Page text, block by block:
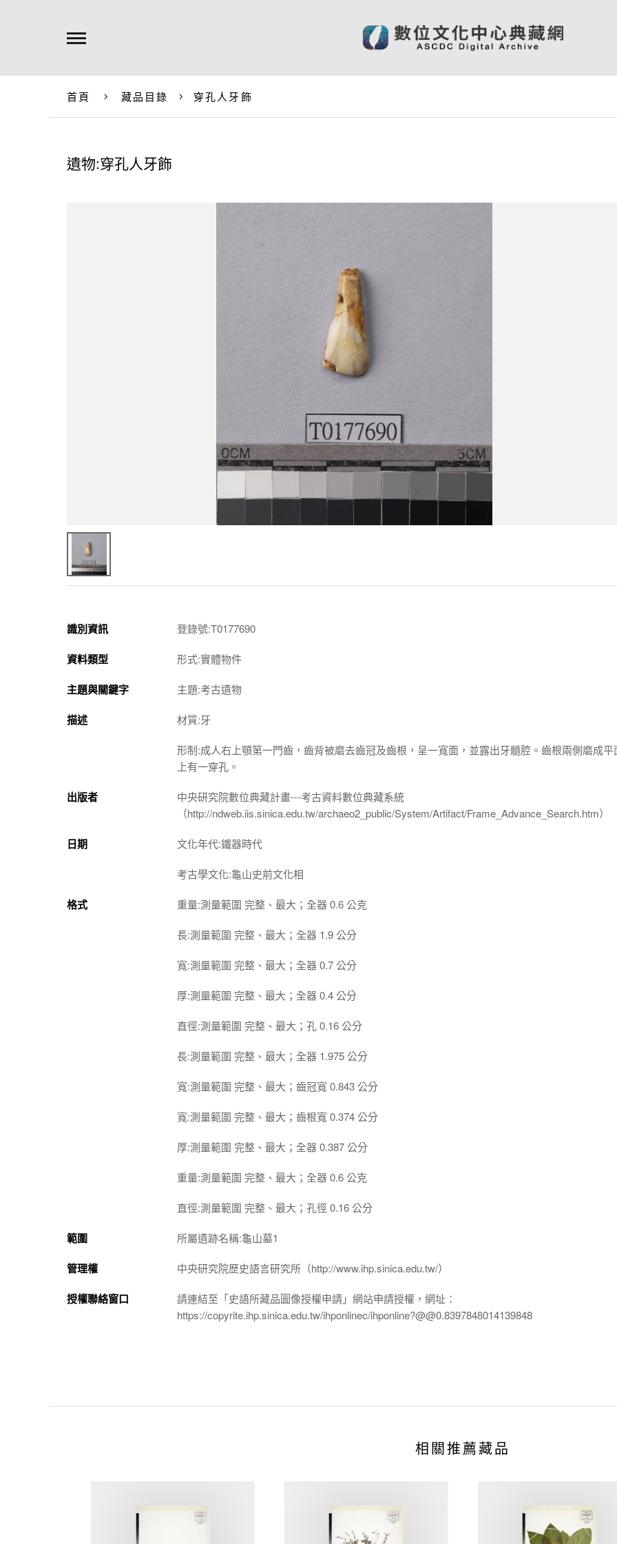
首頁 藏品目錄 穿孔人牙飾
遺物:穿孔人牙飾
識別資訊 登錄號:T0177690
資料類型 形式:實體物件
主題與關鍵字 主題:考古遺物
描述 材質:牙
形制:成人右上顎第一門齒，齒背被磨去齒冠及齒根，呈一寬面，並露出牙髓腔。齒根兩側磨成平
上有一穿孔。
出版者
中央研究院數位典藏計畫---考古資料數位典藏系統
（http://ndweb.iis.sinica.edu.tw/archaeo2_public/System/Artifact/Frame_Advance_Search.htm）
日期 文化年代:鐵器時代
考古學文化:龜山史前文化相
格式 重量:測量範圍 完整、最大；全器 0.6 公克
長:測量範圍 完整、最大；全器 1.9 公分
寬:測量範圍 完整、最大；全器 0.7 公分
厚:測量範圍 完整、最大；全器 0.4 公分
直徑:測量範圍 完整、最大；孔 0.16 公分
長:測量範圍 完整、最大；全器 1.975 公分
寬:測量範圍 完整、最大；齒冠寬 0.843 公分
寬:測量範圍 完整、最大；齒根寬 0.374 公分
厚:測量範圍 完整、最大；全器 0.387 公分
重量:測量範圍 完整、最大；全器 0.6 公克
直徑:測量範圍 完整、最大；孔徑 0.16 公分
範圍 所屬遺跡名稱:龜山墓1
管理權 中央研究院歷史語言研究所（http://www.ihp.sinica.edu.tw/）
授權聯絡窗口
請連結至「史語所藏品圖像授權申請」網站申請授權，網址：
https://copyrite.ihp.sinica.edu.tw/ihponlinec/ihponline?@@0.8397848014139848
相關推薦藏品